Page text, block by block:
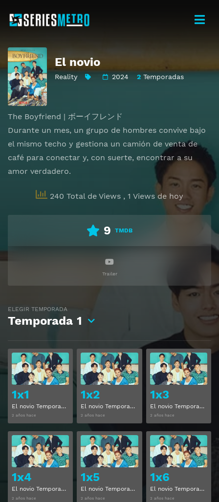
El novio
Reality 2024 2Temporadas
The Boyfriend | ボーイフレンド
Durante un mes, un grupo de hombres convive bajo
el mismo techo y gestiona un camión de venta de
café para conectar y, con suerte, encontrar a su
amor verdadero.
240 Total de Views , 1 Views de hoy
9 TMDB
Trailer
ELEGIR TEMPORADA
Temporada 1
1x1
El novio Temporada 1 Capitulo 1
2 años hace
Ver
1x2
El novio Temporada 1 Capitulo 2
2 años hace
Ver
1x3
El novio Temporada 1 Capitulo 3
2 años hace
1x4
El novio Temporada 1 Capitulo 4
2 años hace
Ver
1x5
El novio Temporada 1 Capitulo 5
2 años hace
Ver
1x6
El novio Temporada 1 Capitulo 6
2 años hace